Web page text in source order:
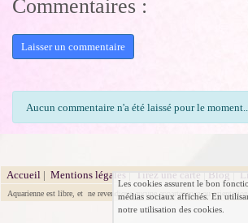
Commentaires :
Laisser un commentaire
Aucun commentaire n'a été laissé pour le
Accueil | Mentions légales|Tirez une carte|Blog|
Aquarienne est libre, et ne revendique aucune appartenance ou
Les cookies assurent le bon
médias sociaux affichés. En
notre utilisation des cookies.